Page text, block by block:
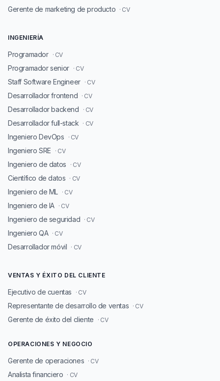
Gerente de marketing de producto · CV
INGENIERÍA
Programador · CV
Programador senior · CV
Staff Software Engineer · CV
Desarrollador frontend · CV
Desarrollador backend · CV
Desarrollador full-stack · CV
Ingeniero DevOps · CV
Ingeniero SRE · CV
Ingeniero de datos · CV
Científico de datos · CV
Ingeniero de ML · CV
Ingeniero de IA · CV
Ingeniero de seguridad · CV
Ingeniero QA · CV
Desarrollador móvil · CV
VENTAS Y ÉXITO DEL CLIENTE
Ejecutivo de cuentas · CV
Representante de desarrollo de ventas · CV
Gerente de éxito del cliente · CV
OPERACIONES Y NEGOCIO
Gerente de operaciones · CV
Analista financiero · CV